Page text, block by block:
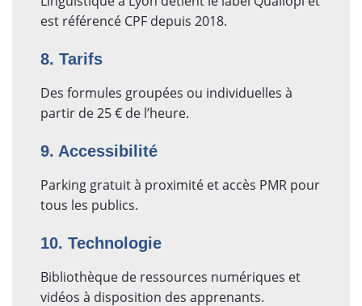
est référencé CPF depuis 2018.
8. Tarifs
Des formules groupées ou individuelles à
partir de 25 € de l’heure.
9. Accessibilité
Parking gratuit à proximité et accès PMR pour
tous les publics.
10. Technologie
Bibliothèque de ressources numériques et
vidéos à disposition des apprenants.